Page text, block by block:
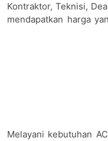
Kontraktor, Teknisi,
mendapatkan harga
Melayani kebutuhan